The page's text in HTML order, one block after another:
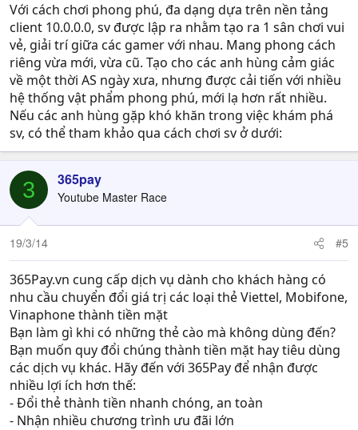
Với cách chơi phong phú, đa dạng dựa trên nền tảng
client 10.0.0.0, sv được lập ra nhằm tạo ra 1 sân chơi vui
vẻ, giải trí giữa các gamer với nhau. Mang phong cách
riêng vừa mới, vừa cũ. Tạo cho các anh hùng cảm giác
về một thời AS ngày xưa, nhưng được cải tiến với nhiều
hệ thống vật phẩm phong phú, mới lạ hơn rất nhiều.
Nếu các anh hùng gặp khó khăn trong việc khám phá
sv, có thể tham khảo qua cách chơi sv ở dưới:
3 365pay
Youtube Master Race
19/3/14 #5
365Pay.vn cung cấp dịch vụ dành cho khách hàng có
nhu cầu chuyển đổi giá trị các loại thẻ Viettel, Mobifone,
Vinaphone thành tiền mặt
Bạn làm gì khi có những thẻ cào mà không dùng đến?
Bạn muốn quy đổi chúng thành tiền mặt hay tiêu dùng
các dịch vụ khác. Hãy đến với 365Pay để nhận được
nhiều lợi ích hơn thế:
- Đổi thẻ thành tiền nhanh chóng, an toàn
- Nhận nhiều chương trình ưu đãi lớn